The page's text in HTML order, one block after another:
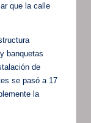
que la calle
banquetas
de
se pasó a 17
la